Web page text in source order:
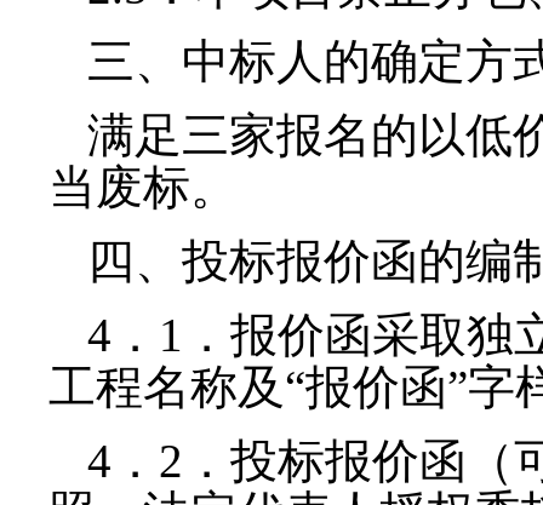
三、中标人的确定方
满足三家报名的以低
当废标。
四、投标报价函的编
4 ． 1 ．报价函采取
工程名称及“报价函”字
4 ． 2 ．投标报价函